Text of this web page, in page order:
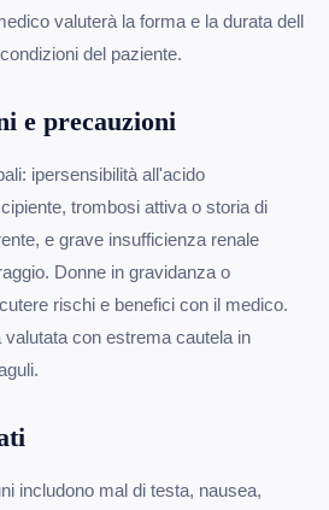
valuterà la forma e la durata dell
del paziente.
e precauzioni
ipersensibilità all'acido
trombosi attiva o storia di
e grave insufficienza renale
Donne in gravidanza o
rischi e benefici con il medico.
con estrema cautela in
includono mal di testa, nausea,